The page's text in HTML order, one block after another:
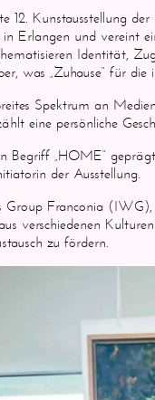
12. Kunstausstellung
Erlangen und vereint
Identität,
was „Zuhause“ für
Spektrum an
eine persönliche
Begriff „HOME“
der Ausstellung.
Group Franconia
verschiedenen
zu fördern.